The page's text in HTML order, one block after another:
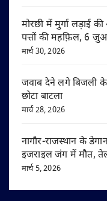
मोरछी में मुर्गा लड़ाई
पत्तों की महफ़िल, 6
मार्च 30, 2026
जवाब देने लगे बिजली
छोटा बाटला
मार्च 28, 2026
नागौर-राजस्थान के
इजराइल जंग में मौत,
मार्च 5, 2026